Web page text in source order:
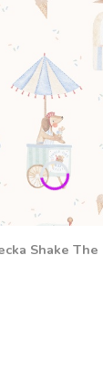
Shake The